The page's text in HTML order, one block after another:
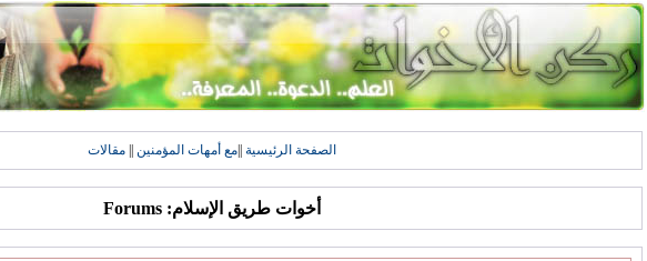
الصفحة الرئيسية مع أمهات المؤمنين مقالات
أخوات طريق الإسلام: Forums